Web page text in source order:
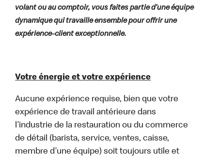
volant ou au comptoir, vous faites partie d’une équipe
dynamique qui travaille ensemble pour offrir une
expérience-client exceptionnelle.
Votre énergie et votre expérience
Aucune expérience requise, bien que votre
expérience de travail antérieure dans
l’industrie de la restauration ou du commerce
de détail (barista, service, ventes, caisse,
membre d’une équipe) soit toujours utile et